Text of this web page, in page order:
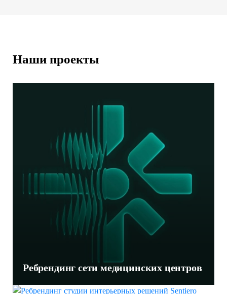
Наши проекты
Ребрендинг сети медицинских центров